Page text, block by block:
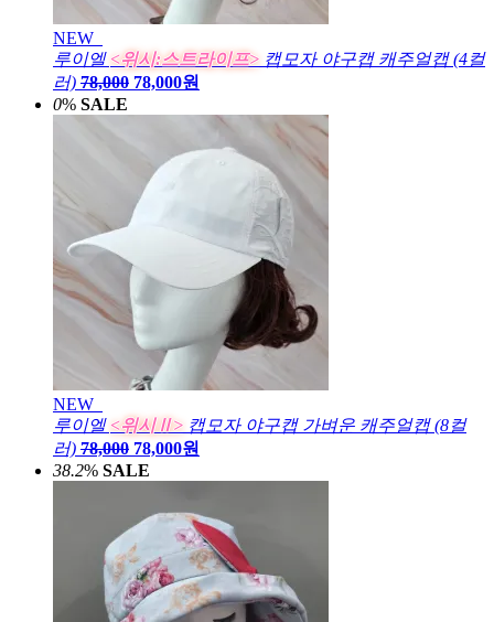
NEW
루이엘 <위시:스트라이프> 캡모자 야구캡 캐주얼캡 (4컬
러) 78,000 78,000원
0% SALE
NEW
루이엘 <위시Ⅱ> 캡모자 야구캡 가벼운 캐주얼캡 (8컬
러) 78,000 78,000원
38.2% SALE